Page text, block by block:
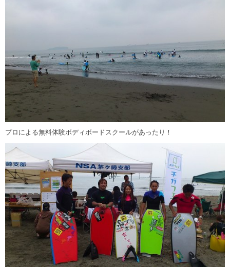
プロによる無料体験ボディボードスクールがあったり！